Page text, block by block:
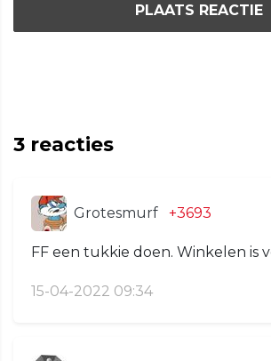
PLAATS REACTIE
3 reacties
Grotesmurf +3693
FF een tukkie doen. Winkelen is
15-04-2022 09:34